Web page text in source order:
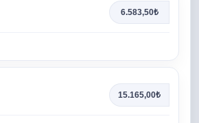
6.583,50₺
15.165,00₺